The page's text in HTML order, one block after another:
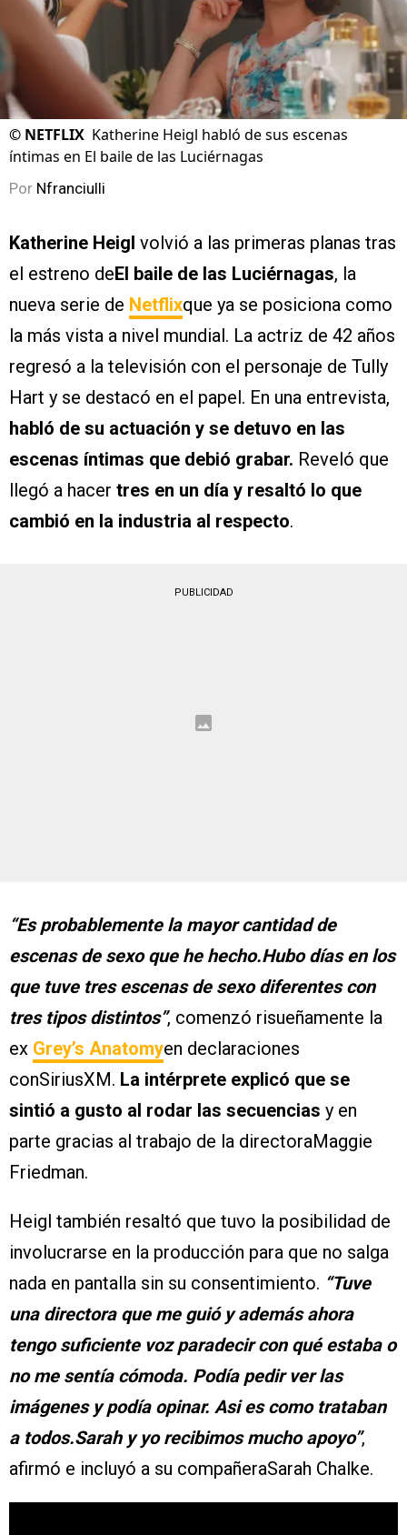
© NETFLIX Katherine Heigl habló de sus escenas
íntimas en El baile de las Luciérnagas
Por Nfranciulli
Katherine Heigl volvió a las primeras planas tras
el estreno deEl baile de las Luciérnagas, la
nueva serie de Netflixque ya se posiciona como
la más vista a nivel mundial. La actriz de 42 años
regresó a la televisión con el personaje de Tully
Hart y se destacó en el papel. En una entrevista,
habló de su actuación y se detuvo en las
escenas íntimas que debió grabar. Reveló que
llegó a hacer tres en un día y resaltó lo que
cambió en la industria al respecto.
PUBLICIDAD
“Es probablemente la mayor cantidad de
escenas de sexo que he hecho.Hubo días en los
que tuve tres escenas de sexo diferentes con
tres tipos distintos”, comenzó risueñamente la
ex Grey’s Anatomyen declaraciones
conSiriusXM. La intérprete explicó que se
sintió a gusto al rodar las secuencias y en
parte gracias al trabajo de la directoraMaggie
Friedman.
Heigl también resaltó que tuvo la posibilidad de
involucrarse en la producción para que no salga
nada en pantalla sin su consentimiento. “Tuve
una directora que me guió y además ahora
tengo suficiente voz paradecir con qué estaba o
no me sentía cómoda. Podía pedir ver las
imágenes y podía opinar. Asi es como trataban
a todos.Sarah y yo recibimos mucho apoyo”,
afirmó e incluyó a su compañeraSarah Chalke.